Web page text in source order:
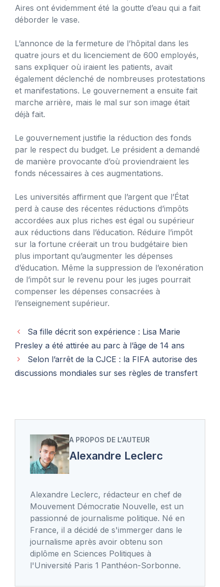
Aires ont évidemment été la goutte d’eau qui a fait
déborder le vase.
L’annonce de la fermeture de l’hôpital dans les
quatre jours et du licenciement de 600 employés,
sans expliquer où iraient les patients, avait
également déclenché de nombreuses protestations
et manifestations. Le gouvernement a ensuite fait
marche arrière, mais le mal sur son image était
déjà fait.
Le gouvernement justifie la réduction des fonds
par le respect du budget. Le président a demandé
de manière provocante d’où proviendraient les
fonds nécessaires à ces augmentations.
Les universités affirment que l’argent que l’État
perd à cause des récentes réductions d’impôts
accordées aux plus riches est égal ou supérieur
aux réductions dans l’éducation. Réduire l’impôt
sur la fortune créerait un trou budgétaire bien
plus important qu’augmenter les dépenses
d’éducation. Même la suppression de l’exonération
de l’impôt sur le revenu pour les juges pourrait
compenser les dépenses consacrées à
l’enseignement supérieur.
Sa fille décrit son expérience : Lisa Marie
Presley a été attirée au parc à l’âge de 14 ans
Selon l’arrêt de la CJCE : la FIFA autorise des
discussions mondiales sur ses règles de transfert
A PROPOS DE L'AUTEUR
Alexandre Leclerc
Alexandre Leclerc, rédacteur en chef de
Mouvement Démocratie Nouvelle, est un
passionné de journalisme politique. Né en
France, il a décidé de s'immerger dans le
journalisme après avoir obtenu son
diplôme en Sciences Politiques à
l'Université Paris 1 Panthéon-Sorbonne.